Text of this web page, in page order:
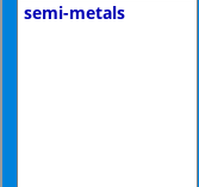
semi-metals